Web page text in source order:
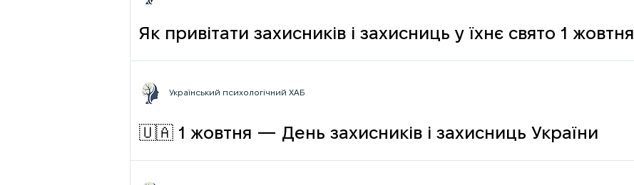
Як привітати захисників і захисниць у їхнє свято 1 жовтня
🇺🇦 1 жовтня — День захисників і захисниць України
Український психологічний ХАБ